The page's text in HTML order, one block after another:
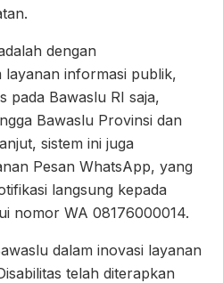
dengan
layanan informasi publik,
pada Bawaslu RI saja,
Bawaslu Provinsi dan
sistem ini juga
Pesan WhatsApp, yang
langsung kepada
nomor WA 08176000014.
dalam inovasi layanan
telah diterapkan